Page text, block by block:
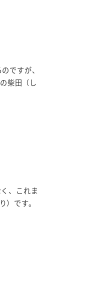
ですが、
柴田（し
、これま
です。